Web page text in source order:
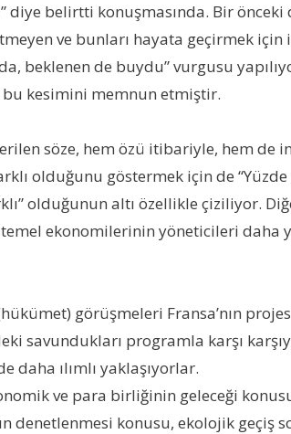
diye belirtti konuşmasında. Bir
ve bunları hayata geçirmek
beklenen de buydu” vurgusu
kesimini memnun etmiştir.
söze, hem özü itibariyle, hem de
olduğunu göstermek için de
olduğunun altı özellikle çiziliyor.
temel ekonomilerinin yöneticileri
görüşmeleri Fransa’nın
savundukları programla karşı
daha ılımlı yaklaşıyorlar.
ve para birliğinin geleceği
denetlenmesi konusu, ekolojik geçiş